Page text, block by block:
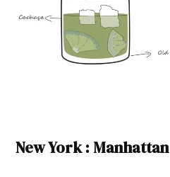
New York : Manhattan